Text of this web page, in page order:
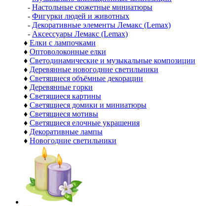
- Настольные сюжетные миниатюры
- Фигурки людей и животных
- Декоративные элементы Лемакс (Lemax)
- Аксессуары Лемакс (Lemax)
♦ Елки с лампочками
♦ Оптоволоконные елки
♦ Светодинамические и музыкальные композиции
♦ Деревянные новогодние светильники
♦ Светящиеся объёмные декорации
♦ Деревянные горки
♦ Светящиеся картины
♦ Светящиеся домики и миниатюры
♦ Светящиеся мотивы
♦ Светящиеся елочные украшения
♦ Декоративные лампы
♦ Новогодние светильники